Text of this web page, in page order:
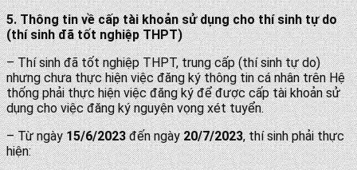
5. Thông tin vềcấp tài khoản sử dụng cho thí sinh tự do
(thí sinh đã tốt nghiệp THPT)
– Thí sinh đã tốt nghiệp THPT, trung cấp (thí sinh tự do)
nhưng chưa thực hiện việc đăng ký thông tin cá nhân trên Hệ
thống phải thực hiện việc đăng ký để được cấp tài khoản sử
dụng cho việc đăng ký nguyện vọng xét tuyển.
– Từ ngày15/6/2023đến ngày20/7/2023, thí sinh phải thực
hiện: